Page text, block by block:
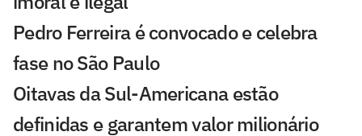
Pedro Ferreira é convocado e celebra
fase no São Paulo
Oitavas da Sul-Americana estão
definidas e garantem valor milionário